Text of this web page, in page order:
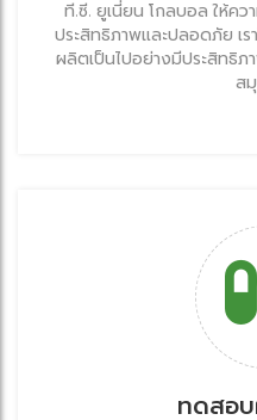
ที.ซี. ยูเนี่ยน โกลบอล ให้ค
ประสิทธิภาพและปลอดภัย เร
ผลิตเป็นไปอย่างมีประสิทธิ
ส
ทดสอ